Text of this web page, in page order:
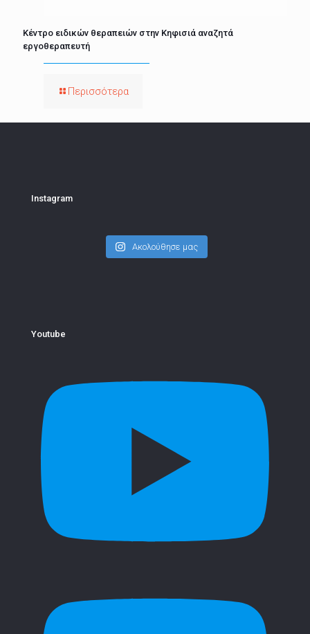
Κέντρο ειδικών θεραπειών στην Κηφισιά αναζητά
εργοθεραπευτή
Περισσότερα
Instagram
Ακολούθησε μας
Youtube